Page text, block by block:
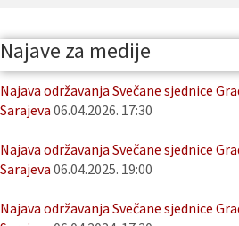
Najave za medije
Najava održavanja Svečane sjednice
Sarajeva 06.04.2026. 17:30
Najava održavanja Svečane sjednice
Sarajeva 06.04.2025. 19:00
Najava održavanja Svečane sjednice